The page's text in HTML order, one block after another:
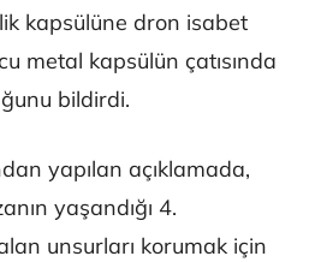
kapsülüne dron isabet
metal kapsülün çatısında
bildirdi.
yapılan açıklamada,
yaşandığı 4.
unsurları korumak için